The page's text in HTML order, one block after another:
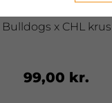
Bulldogs x CHL krus
99,00 kr.